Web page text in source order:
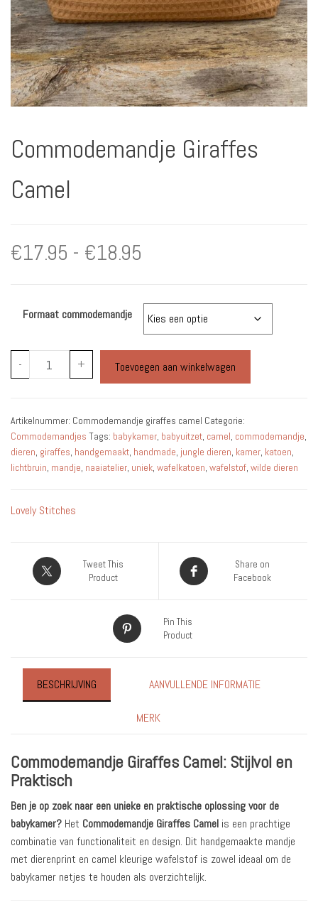
Commodemandje Giraffes
Camel
€17.95 - €18.95
tot
€18.95
Formaat commodemandje
-
Commodemandje
Giraffes
+ Toevoegen aan winkelwagen
Artikelnummer: Commodemandje giraffes camel Categorie:
Commodemandjes Tags: babykamer, babyuitzet, camel, commodemandje,
dieren, giraffes, handgemaakt, handmade, jungle dieren, kamer, katoen,
lichtbruin, mandje, naaiatelier, uniek, wafelkatoen, wafelstof, wilde dieren
Lovely Stitches
Tweet This
Product
Share on
Facebook
Pin This
Product
BESCHRIJVING AANVULLENDE INFORMATIE
MERK
Commodemandje Giraffes Camel: Stijlvol en
Praktisch
Ben je op zoek naar een unieke en praktische oplossing voor de
babykamer? Het Commodemandje Giraffes Camel is een prachtige
combinatie van functionaliteit en design. Dit handgemaakte mandje
met dierenprint en camel kleurige wafelstof is zowel ideaal om de
babykamer netjes te houden als overzichtelijk.